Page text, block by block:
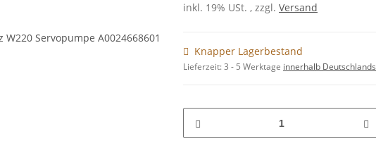
inkl. 19% USt. , zzgl. Versand
Knapper Lagerbestand
Lieferzeit:3 - 5 Werktage innerhalb Deutschlands